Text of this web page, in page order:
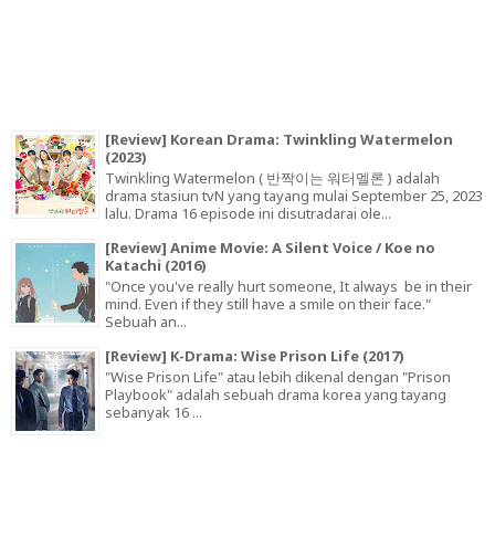
[Review] Korean Drama: Twinkling Watermelon
(2023)
Twinkling Watermelon ( 반짝이는 워터멜론 ) adalah
drama stasiun tvN yang tayang mulai September 25, 2023
lalu. Drama 16 episode ini disutradarai ole...
[Review] Anime Movie: A Silent Voice / Koe no
Katachi (2016)
"Once you've really hurt someone, It always be in their
mind. Even if they still have a smile on their face."
Sebuah an...
[Review] K-Drama: Wise Prison Life (2017)
"Wise Prison Life" atau lebih dikenal dengan "Prison
Playbook" adalah sebuah drama korea yang tayang
sebanyak 16 ...